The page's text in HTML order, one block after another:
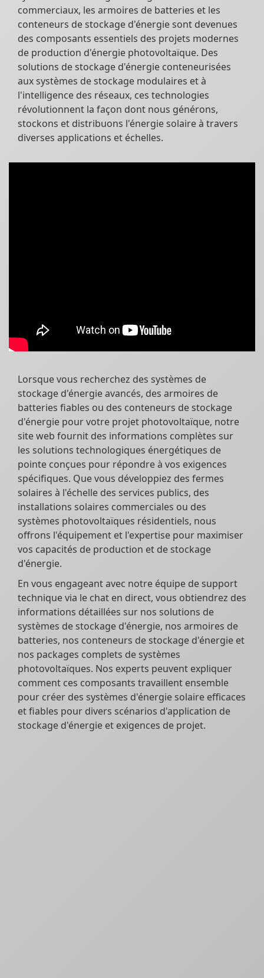
commerciaux, les armoires de batteries et les
conteneurs de stockage d'énergie sont devenues
des composants essentiels des projets modernes
de production d'énergie photovoltaïque. Des
solutions de stockage d'énergie conteneurisées
aux systèmes de stockage modulaires et à
l'intelligence des réseaux, ces technologies
révolutionnent la façon dont nous générons,
stockons et distribuons l'énergie solaire à travers
diverses applications et échelles.
Lorsque vous recherchez des systèmes de
stockage d'énergie avancés, des armoires de
batteries fiables ou des conteneurs de stockage
d'énergie pour votre projet photovoltaïque, notre
site web fournit des informations complètes sur
les solutions technologiques énergétiques de
pointe conçues pour répondre à vos exigences
spécifiques. Que vous développiez des fermes
solaires à l'échelle des services publics, des
installations solaires commerciales ou des
systèmes photovoltaïques résidentiels, nous
offrons l'équipement et l'expertise pour maximiser
vos capacités de production et de stockage
d'énergie.
En vous engageant avec notre équipe de support
technique via le chat en direct, vous obtiendrez des
informations détaillées sur nos solutions de
systèmes de stockage d'énergie, nos armoires de
batteries, nos conteneurs de stockage d'énergie et
nos packages complets de systèmes
photovoltaïques. Nos experts peuvent expliquer
comment ces composants travaillent ensemble
pour créer des systèmes d'énergie solaire efficaces
et fiables pour divers scénarios d'application de
stockage d'énergie et exigences de projet.